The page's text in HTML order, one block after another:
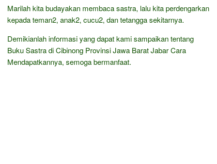
Marilah kita budayakan membaca sastra, lalu kita perdengarkan
kepada teman2, anak2, cucu2, dan tetangga sekitarnya.
Demikianlah informasi yang dapat kami sampaikan tentang
Buku Sastra di Cibinong Provinsi Jawa Barat Jabar Cara
Mendapatkannya, semoga bermanfaat.